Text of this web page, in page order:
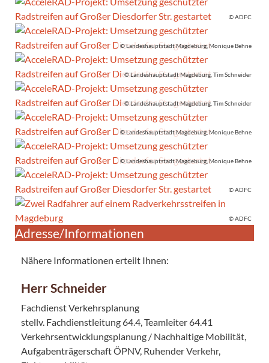
© ADFC
© Landeshauptstadt Magdeburg, Monique Behne
© Landeshauptstadt Magdeburg, Tim Schneider
© Landeshauptstadt Magdeburg, Tim Schneider
© Landeshauptstadt Magdeburg, Monique Behne
© Landeshauptstadt Magdeburg, Monique Behne
© ADFC
© ADFC
Adresse/Informationen
Nähere Informationen erteilt Ihnen:
Herr Schneider
Fachdienst Verkehrsplanung
stellv. Fachdienstleitung 64.4, Teamleiter 64.41
Verkehrsentwicklungsplanung / Nachhaltige Mobilität,
Aufgabenträgerschaft ÖPNV, Ruhender Verkehr,